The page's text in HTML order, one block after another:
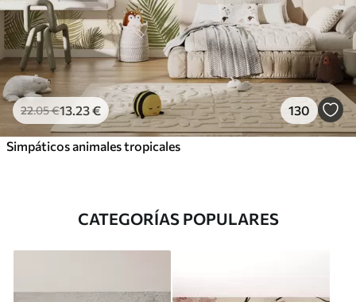
22.05€13 .23€ 130
Simpáticos animales tropicales
CATEGORÍAS POPULARES